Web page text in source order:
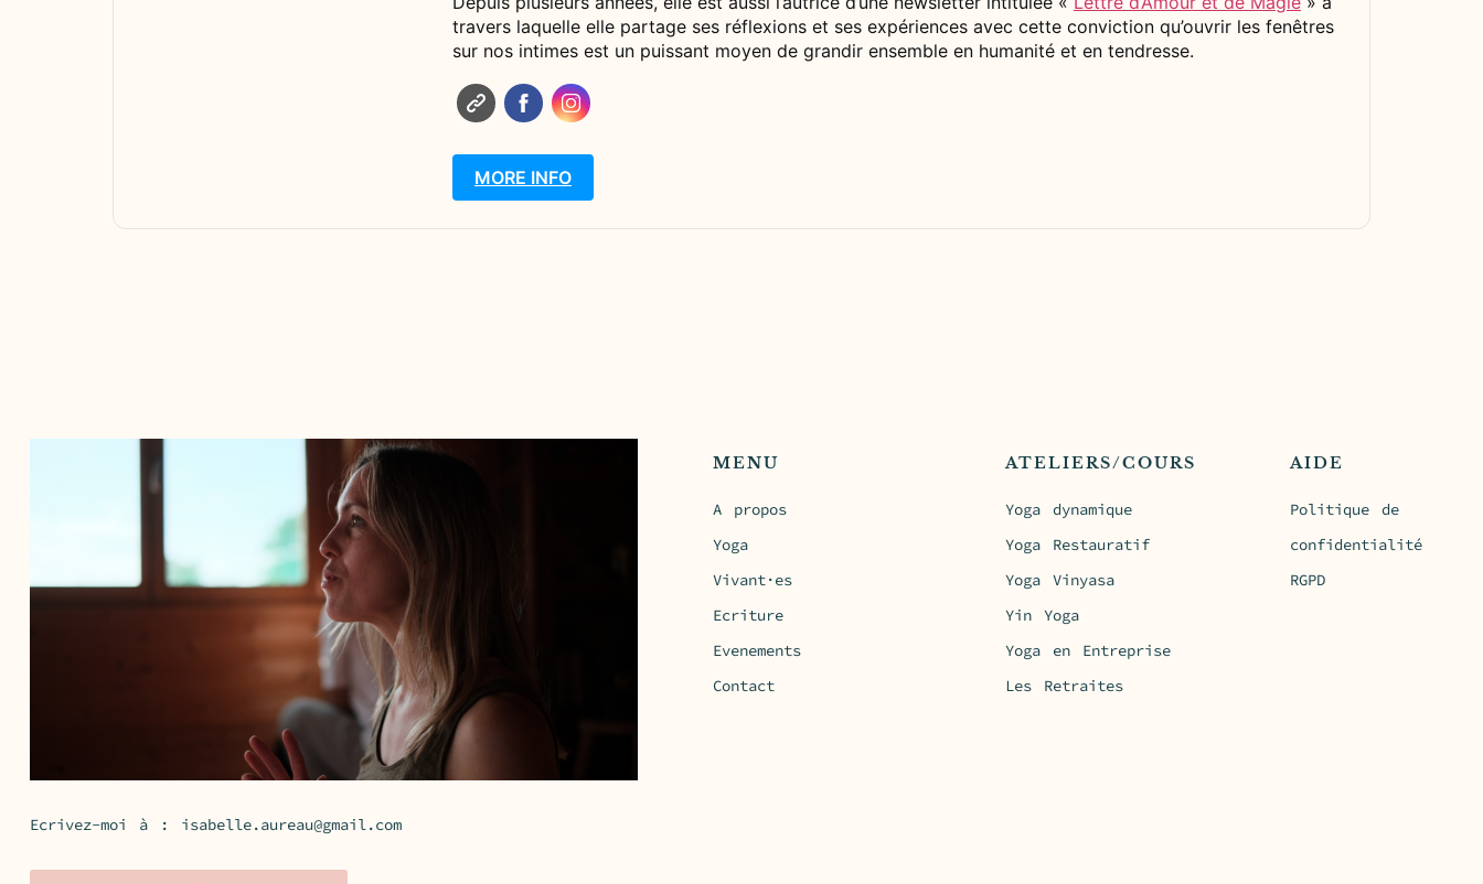
travers laquelle elle partage ses réflexions et ses expériences avec cette conviction qu’ouvrir les fenêtres
sur nos intimes est un puissant moyen de grandir ensemble en humanité et en tendresse.
MORE INFO
Ecrivez-moi à : isabelle.aureau@gmail.com
MENU
A propos
Yoga
Vivant·es
Ecriture
Evenements
Contact
ATELIERS/COURS
Yoga dynamique
Yoga Restauratif
Yoga Vinyasa
Yin Yoga
Yoga en Entreprise
Les Retraites
AIDE
Politique de
confidentialité
RGPD